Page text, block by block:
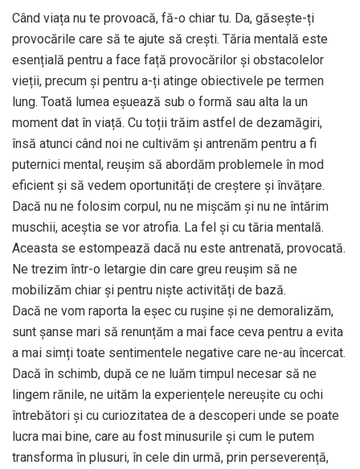
Când viața nu te provoacă, fă-o chiar tu. Da, găsește-ți
provocările care să te ajute să crești. Tăria mentală este
esențială pentru a face față provocărilor și obstacolelor
vieții, precum și pentru a-ți atinge obiectivele pe termen
lung. Toată lumea eșuează sub o formă sau alta la un
moment dat în viață. Cu toții trăim astfel de dezamăgiri,
însă atunci când noi ne cultivăm și antrenăm pentru a fi
puternici mental, reușim să abordăm problemele în mod
eficient și să vedem oportunități de creștere și învățare.
Dacă nu ne folosim corpul, nu ne mișcăm și nu ne întărim
muschii, aceștia se vor atrofia. La fel și cu tăria mentală.
Aceasta se estompează dacă nu este antrenată, provocată.
Ne trezim într-o letargie din care greu reușim să ne
mobilizăm chiar și pentru niște activități de bază.
Dacă ne vom raporta la eșec cu rușine și ne demoralizăm,
sunt șanse mari să renunțăm a mai face ceva pentru a evita
a mai simți toate sentimentele negative care ne-au încercat.
Dacă în schimb, după ce ne luăm timpul necesar să ne
lingem rănile, ne uităm la experiențele nereușite cu ochi
întrebători și cu curiozitatea de a descoperi unde se poate
lucra mai bine, care au fost minusurile și cum le putem
transforma în plusuri, în cele din urmă, prin perseverență,